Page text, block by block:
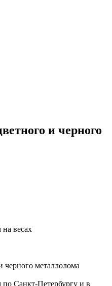
и черного
весах
Санкт-Петербургу и в